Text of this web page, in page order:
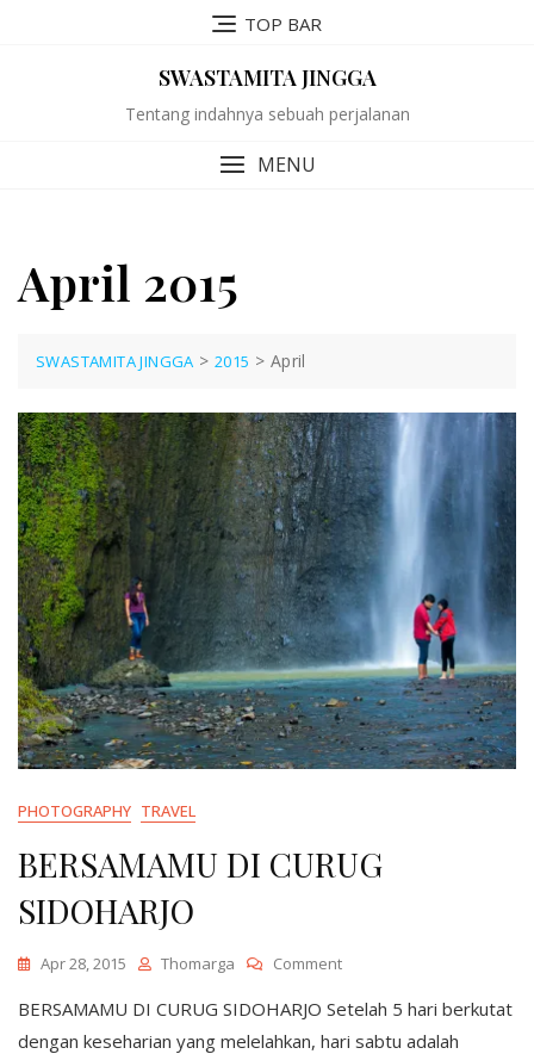
TOP BAR
SWASTAMITA JINGGA
Tentang indahnya sebuah perjalanan
MENU
April 2015
SWASTAMITA JINGGA >2015 > April
PHOTOGRAPHY TRAVEL
BERSAMAMU DI CURUG
SIDOHARJO
Apr 28, 2015 Thomarga CommentOn
DI
CURUG
BERSAMAMU DI CURUG SIDOHARJO Setelah 5 hari berkutat
dengan keseharian yang melelahkan, hari sabtu adalah